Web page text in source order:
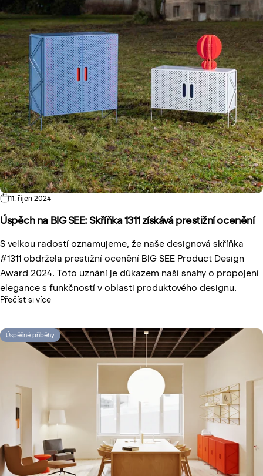
11. říjen 2024
Úspěch na BIG SEE: Skříňka 1311 získává prestižní ocenění
S velkou radostí oznamujeme, že naše designová skříňka
#1311 obdržela prestižní ocenění BIG SEE Product Design
Award 2024. Toto uznání je důkazem naší snahy o propojení
elegance s funkčností v oblasti produktového designu.
Přečíst si více
Úspěšné příběhy